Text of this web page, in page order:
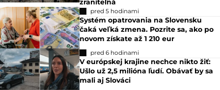
zraniteľná
pred 5 hodinami
Systém opatrovania na Slovensku
čaká veľká zmena. Pozrite sa, ako po
novom získate až 1 210 eur
pred 6 hodinami
V európskej krajine nechce nikto žiť:
Ušlo už 2,5 milióna ľudí. Obávať by sa
mali aj Slováci